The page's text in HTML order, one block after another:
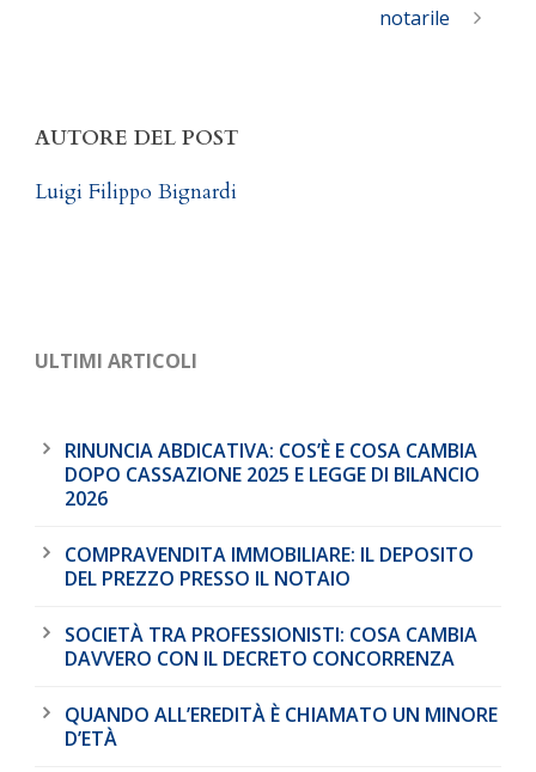
notarile
AUTORE DEL POST
Luigi Filippo Bignardi
ULTIMI ARTICOLI
RINUNCIA ABDICATIVA: COS’È E COSA CAMBIA
DOPO CASSAZIONE 2025 E LEGGE DI BILANCIO
2026
COMPRAVENDITA IMMOBILIARE: IL DEPOSITO
DEL PREZZO PRESSO IL NOTAIO
SOCIETÀ TRA PROFESSIONISTI: COSA CAMBIA
DAVVERO CON IL DECRETO CONCORRENZA
QUANDO ALL’EREDITÀ È CHIAMATO UN MINORE
D’ETÀ